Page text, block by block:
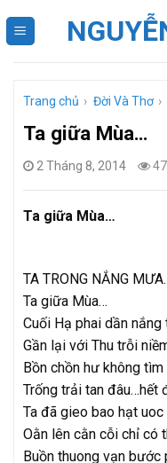
Trang chủ › Đời Và Thơ ›
Ta giữa Mùa…
2 Tháng 8, 2014
Ta giữa Mùa…
TA TRONG NẮNG
Ta giữa Mùa…
Cuối Hạ phai dần
Gần lại với Thu trỗi
Bồn chồn hư không
Trống trải tan đâu…hết
Ta đã gieo bao hạt uoc
Oằn lên cằn cỗi chỉ có
Buồn thuong vạn bước